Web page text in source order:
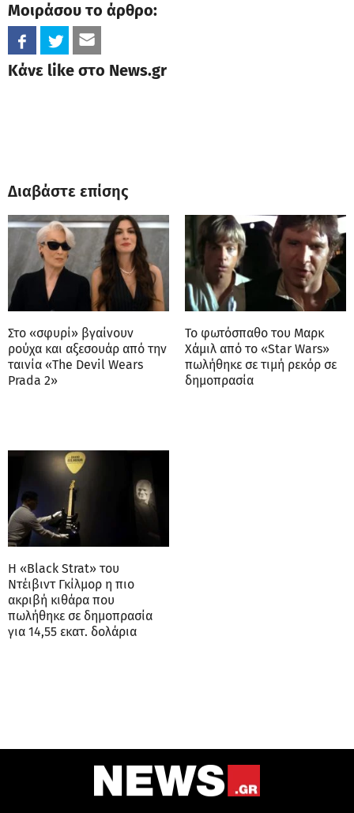
Μοιράσου το άρθρο:
Κάνε like στο News.gr
Διαβάστε επίσης
Στο «σφυρί» βγαίνουν
ρούχα και αξεσουάρ από την
ταινία «The Devil Wears
Prada 2»
Το φωτόσπαθο του Μαρκ
Χάμιλ από το «Star Wars»
πωλήθηκε σε τιμή ρεκόρ σε
δημοπρασία
Η «Black Strat» του
Ντέιβιντ Γκίλμορ η πιο
ακριβή κιθάρα που
πωλήθηκε σε δημοπρασία
για 14,55 εκατ. δολάρια